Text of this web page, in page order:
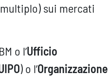
sui mercati
o l’Ufficio
) o l’Organizzazione